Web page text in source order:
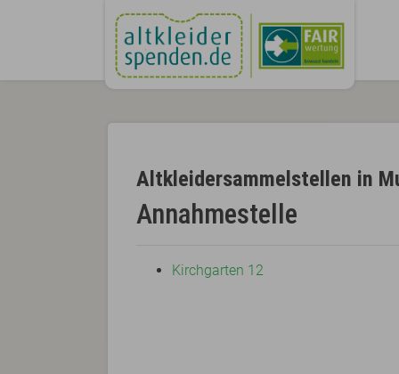
Altkleidersammelstellen in
Annahmestelle
Kirchgarten 12